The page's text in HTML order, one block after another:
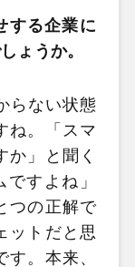
する企業に
ょうか。
らない状態
ね。「スマ
か」と聞く
すよね」
つの正解で
ットだと思
。本来、